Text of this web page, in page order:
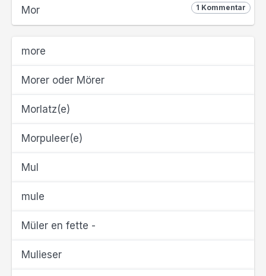
1 Kommentar
Mor
more
Morer oder Mörer
Morlatz(e)
Morpuleer(e)
Mul
mule
Müler en fette -
Mulieser